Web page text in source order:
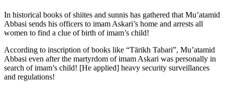
In historical books of shiites and sunnis has gathered that Mu’atamid
Abbasi sends his officers to imam Askari’s home and arrests all
women to find a clue of birth of imam’s child!
According to inscription of books like “Tārikh Tabari”, Mu’atamid
Abbasi even after the martyrdom of imam Askari was personally in
search of imam’s child! [He applied] heavy security surveillances
and regulations!